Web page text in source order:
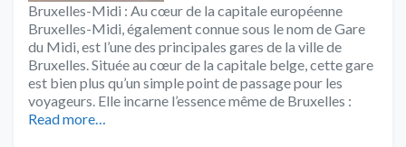
Bruxelles-Midi : Au cœur de la capitale européenne
Bruxelles-Midi, également connue sous le nom de Gare
du Midi, est l’une des principales gares de la ville de
Bruxelles. Située au cœur de la capitale belge, cette gare
est bien plus qu’un simple point de passage pour les
voyageurs. Elle incarne l’essence même de Bruxelles :
Read more…